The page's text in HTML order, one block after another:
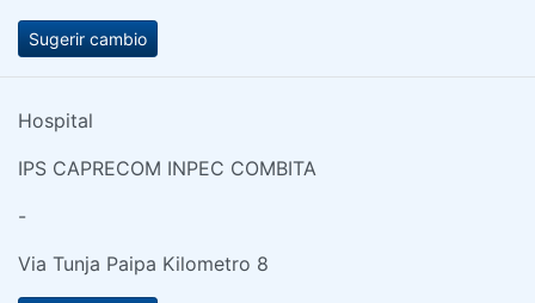
Sugerir cambio
Hospital
IPS CAPRECOM INPEC COMBITA
-
Via Tunja Paipa Kilometro 8